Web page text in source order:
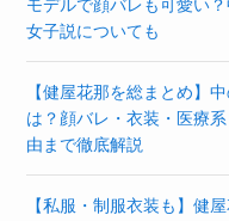
モデルで顔バレも可愛い
女子説についても
【健屋花那を総まとめ】
は？顔バレ・衣装・医療
由まで徹底解説
【私服・制服衣装も】健